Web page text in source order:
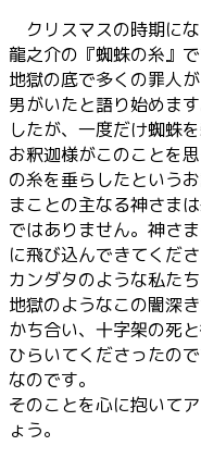
クリスマスの時期に
龍之介の『蜘蛛の糸』で
地獄の底で多くの罪人
男がいたと語り始めま
したが、一度だけ蜘蛛
お釈迦様がこのことを
の糸を垂らしたというお
まことの主なる神さま
ではありません。神さ
に飛び込んできてくだ
カンダタのような私た
地獄のようなこの闇深
かち合い、十字架の死
ひらいてくださったの
なのです。
そのことを心に抱いて
ょう。